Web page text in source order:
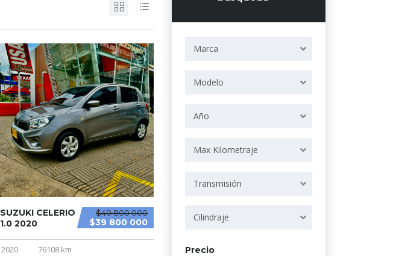
Marca
Modelo
Año
Max Kilometraje
Transmisión
Cilindraje
Precio
$40 800 000
$39 800 000
SUZUKI CELERIO
1.0 2020
2020 76108 km